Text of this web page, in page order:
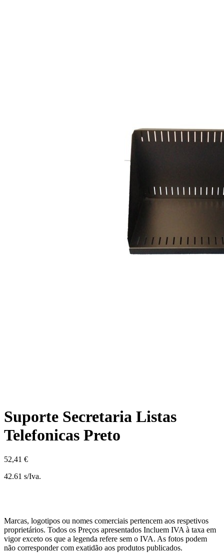
Suporte Secretaria Listas
Telefonicas Preto
52,41 €
42.61 s/Iva.
Marcas, logotipos ou nomes comerciais pertencem aos respetivos
proprietários. Todos os Preços apresentados Incluem IVA à taxa em
vigor exceto os que a legenda refere sem o IVA. As fotos podem
não corresponder com exatidão aos produtos publicados.